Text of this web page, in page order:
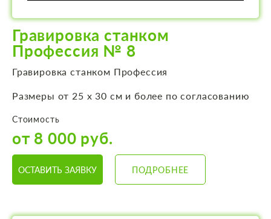
Гравировка станком
Профессия № 8
Гравировка станком Профессия
Размеры от 25 х 30 см и более по согласованию
Стоимость
от 8 000 руб.
ОСТАВИТЬ ЗАЯВКУ ПОДРОБНЕЕ